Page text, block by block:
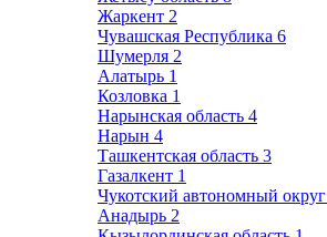
Жаркент 2
Чувашская Республика 6
Шумерля 2
Алатырь 1
Козловка 1
Нарынская область 4
Нарын 4
Ташкентская область 3
Газалкент 1
Чукотский автономный округ
Анадырь 2